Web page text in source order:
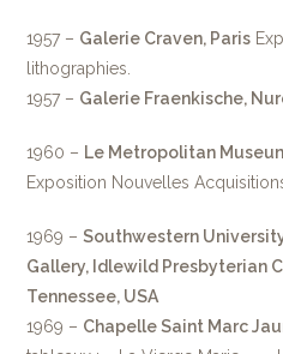
1957 – Galerie Craven, Paris
lithographies.
1957 – Galerie Fraenkische,
1960 – Le Metropolitan
Exposition Nouvelles
1969 –Southwestern
Gallery, Idlewild Presbyterian
Tennessee, USA
1969 – Chapelle Saint Marc